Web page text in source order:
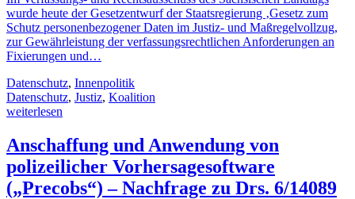
wurde heute der Gesetzentwurf der Staatsregierung ‚Gesetz zum
Schutz personenbezogener Daten im Justiz- und Maßregelvollzug,
zur Gewährleistung der verfassungsrechtlichen Anforderungen an
Fixierungen und…
Datenschutz, Innenpolitik
Datenschutz, Justiz, Koalition
weiterlesen
Anschaffung und Anwendung von
polizeilicher Vorhersagesoftware
(„Precobs“) – Nachfrage zu Drs. 6/14089